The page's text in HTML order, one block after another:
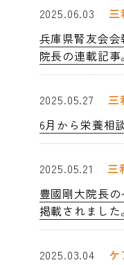
2025.06.03
三
兵庫県腎友会
院長の連載記事。
2025.05.27
三
6月から栄養相
2025.05.21
三
豊國剛大院長
掲載されました。
2025.03.04
ケ